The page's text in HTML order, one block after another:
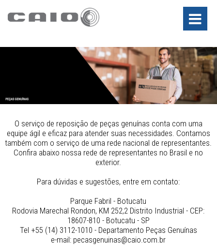
O serviço de reposição de peças genuínas conta com uma
equipe ágil e eficaz para atender suas necessidades. Contamos
também com o serviço de uma rede nacional de representantes.
Confira abaixo nossa rede de representantes no Brasil e no
exterior.
Para dúvidas e sugestões, entre em contato:
Parque Fabril - Botucatu
Rodovia Marechal Rondon, KM 252,2 Distrito Industrial - CEP:
18607-810 - Botucatu - SP
Tel +55 (14) 3112-1010 - Departamento Peças Genuínas
e-mail: pecasgenuinas@caio.com.br